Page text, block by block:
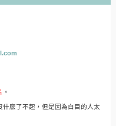
。
麼了不起，但是因為白目的人太